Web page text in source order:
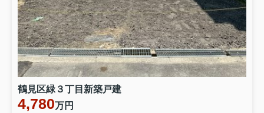
鶴見区緑３丁目新築戸建
4,780万円